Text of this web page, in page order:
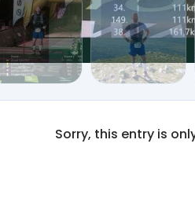
Sorry, this entry is